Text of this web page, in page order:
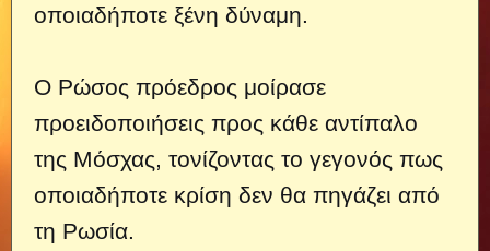
οποιαδήποτε ξένη δύναμη.
Ο Ρώσος πρόεδρος μοίρασε
προειδοποιήσεις προς κάθε αντίπαλο
της Μόσχας, τονίζοντας το γεγονός πως
οποιαδήποτε κρίση δεν θα πηγάζει από
τη Ρωσία.